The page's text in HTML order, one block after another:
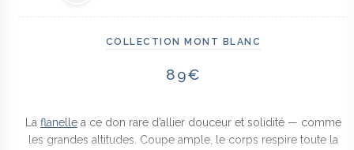
COLLECTION MONT BLANC
89€
La flanelle a ce don rare d’allier douceur et solidité — comme
les grandes altitudes. Coupe ample, le corps respire toute la